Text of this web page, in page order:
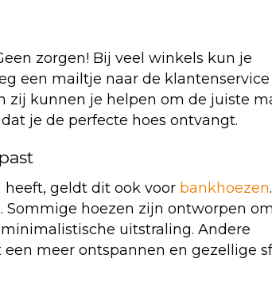
zorgen! Bij veel winkels kun je
een mailtje naar de klantenservice
zij kunnen je helpen om de juiste
je de perfecte hoes ontvangt.
geldt dit ook voor bankhoezen.
hoezen zijn ontworpen om
uitstraling. Andere
meer ontspannen en gezellige